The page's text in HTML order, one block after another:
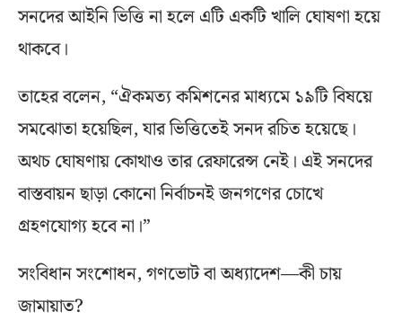
সনদের আইনি ভিত্তি না হলে এটি একটি খালি ঘোষণা হয়ে
থাকবে।
তাহের বলেন, “ঐকমত্য কমিশনের মাধ্যমে ১৯টি বিষয়ে
সমঝোতা হয়েছিল, যার ভিত্তিতেই সনদ রচিত হয়েছে।
অথচ ঘোষণায় কোথাও তার রেফারেন্স নেই। এই সনদের
বাস্তবায়ন ছাড়া কোনো নির্বাচনই জনগণের চোখে
গ্রহণযোগ্য হবে না।”
সংবিধান সংশোধন, গণভোট বা অধ্যাদেশ—কী চায়
জামায়াত?